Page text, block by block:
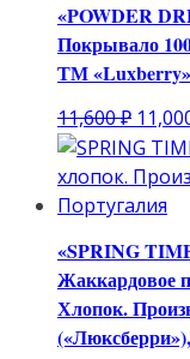
«POWDER
Покрывало
ТМ «Luxberry»
11,600₽
цена
11,600
«SPRING
Жаккардовое
Хлопок.